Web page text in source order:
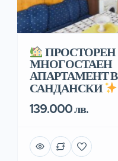
ПРОСТОРЕН
МНОГОСТАЕН
АПАРТАМЕНТ В
САНДАНСКИ
139.000 лв.